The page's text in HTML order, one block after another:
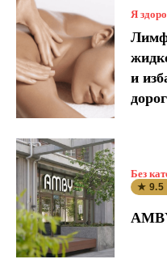
Я
и
Без
★ 9.5